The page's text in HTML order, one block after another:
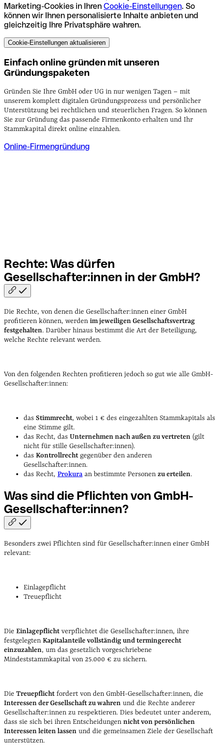
Marketing-Cookies in Ihren Cookie-Einstellungen. So
können wir Ihnen personalisierte Inhalte anbieten und
gleichzeitig Ihre Privatsphäre wahren.
Cookie-Einstellungen aktualisieren
Einfach online gründen mit unseren
Gründungspaketen
Gründen Sie Ihre GmbH oder UG in nur wenigen Tagen – mit
unserem komplett digitalen Gründungsprozess und persönlicher
Unterstützung bei rechtlichen und steuerlichen Fragen. So können
Sie zur Gründung das passende Firmenkonto erhalten und Ihr
Stammkapital direkt online einzahlen.
Online-Firmengründung
Rechte: Was dürfen
Gesellschafter:innen in derGmbH?
Die Rechte, von denen die Gesellschafter:innen einer GmbH
profitieren können, werden im jeweiligen Gesellschaftsvertrag
festgehalten. Darüber hinaus bestimmt die Art der Beteiligung,
welche Rechte relevant werden.
Von den folgenden Rechten profitieren jedoch so gut wie alle GmbH-
Gesellschafter:innen:
das Stimmrecht, wobei 1 € des eingezahlten Stammkapitals als
eine Stimme gilt.
das Recht, das Unternehmen nach außen zu vertreten (gilt
nicht für stille Gesellschafter:innen).
das Kontrollrecht gegenüber den anderen
Gesellschafter:innen.
das Recht, Prokura an bestimmte Personen zu erteilen.
Was sind die Pflichten von GmbH-
Gesellschafter:innen?
Besonders zwei Pflichten sind für Gesellschafter:innen einer GmbH
relevant:
Einlagepflicht
Treuepflicht
Die Einlagepflicht verpflichtet die Gesellschafter:innen, ihre
festgelegten Kapitalanteile vollständig und termingerecht
einzuzahlen, um das gesetzlich vorgeschriebene
Mindeststammkapital von 25.000 € zu sichern.
Die Treuepflicht fordert von den GmbH-Gesellschafter:innen, die
Interessen der Gesellschaft zu wahren und die Rechte anderer
Gesellschafter:innen zu respektieren. Dies bedeutet unter anderem,
dass sie sich bei ihren Entscheidungen nicht von persönlichen
Interessen leiten lassen und die gemeinsamen Ziele der Gesellschaft
unterstützen.